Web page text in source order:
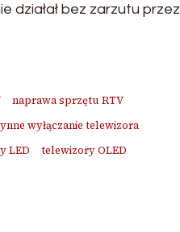
działał bez zarzutu przez
naprawa sprzętu RTV
wyłączanie telewizora
LED
telewizory OLED